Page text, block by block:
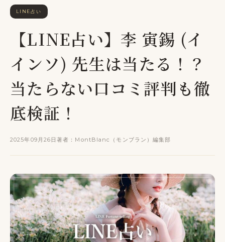
LINE占い
【LINE占い】李 寅錫 (イ
インソ) 先生は当たる！？
当たらない口コミ評判も徹
底検証！
2025年09月26日著者：MontBlanc（モンブラン）編集部